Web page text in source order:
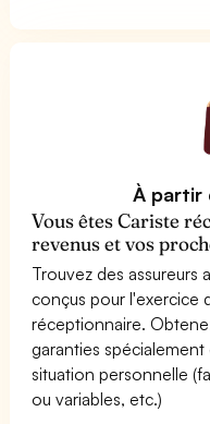
À partir
Vous êtes Cariste
revenus et vos
Trouvez des assureurs
conçus pour l'exercice
réceptionnaire.
garanties
situation personnelle
ou variables, etc.)